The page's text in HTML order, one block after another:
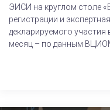
ЭИСИ на круглом столе
регистрации и
декларируемого
месяц – по данным